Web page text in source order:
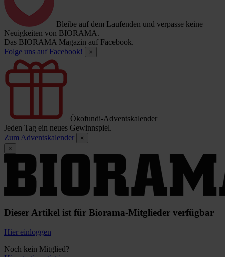
Bleibe auf dem Laufenden und verpasse keine
Neuigkeiten von BIORAMA.
Das BIORAMA Magazin auf Facebook.
Folge uns auf Facebook!
×
Ökofundi-Adventskalender
Jeden Tag ein neues Gewinnspiel.
Zum Adventskalender
×
×
Dieser Artikel ist für Biorama-Mitglieder verfügbar
Hier einloggen
Noch kein Mitglied?